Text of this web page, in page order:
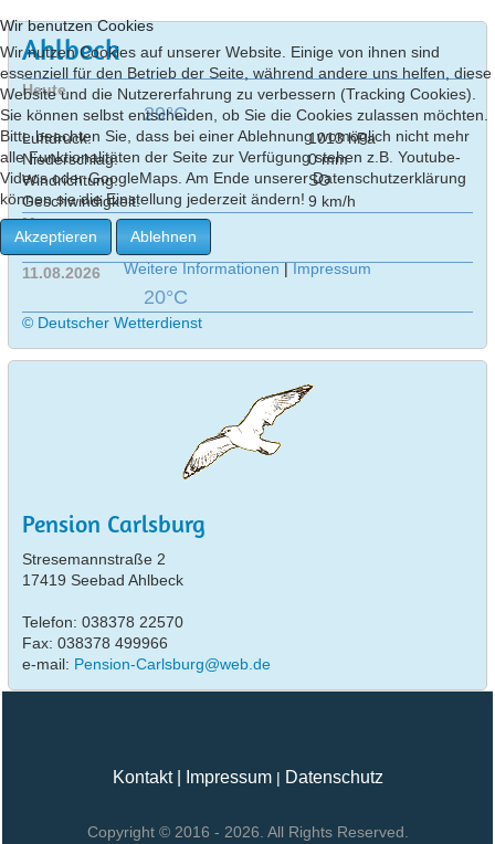
Ahlbeck
Heute
29°C
Luftdruck:
1013 hPa
Niederschlag:
0 mm
Windrichtung:
SO
Geschwindigkeit:
9 km/h
Morgen
25°C
11.08.2026
20°C
© Deutscher Wetterdienst
Pension Carlsburg
Stresemannstraße 2
17419 Seebad Ahlbeck
Telefon: 038378 22570
Fax: 038378 499966
e-mail: Pension-Carlsburg@web.de
Kontakt| Impressum | Datenschutz
Copyright © 2016 - 2026. All Rights Reserved.
Wir benutzen Cookies
Wir nutzen Cookies auf unserer Website. Einige von ihnen sind
essenziell für den Betrieb der Seite, während andere uns helfen, diese
Website und die Nutzererfahrung zu verbessern (Tracking Cookies).
Sie können selbst entscheiden, ob Sie die Cookies zulassen möchten.
Bitte beachten Sie, dass bei einer Ablehnung womöglich nicht mehr
alle Funktionalitäten der Seite zur Verfügung stehen z.B. Youtube-
Videos oder GoogleMaps. Am Ende unserer Datenschutzerklärung
können sie die Einstellung jederzeit ändern!
Akzeptieren
Ablehnen
Weitere Informationen|Impressum